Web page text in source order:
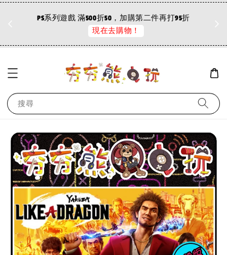
PS系列遊戲 滿500折50，加購第二件再打95折
現在去購物！
搜尋